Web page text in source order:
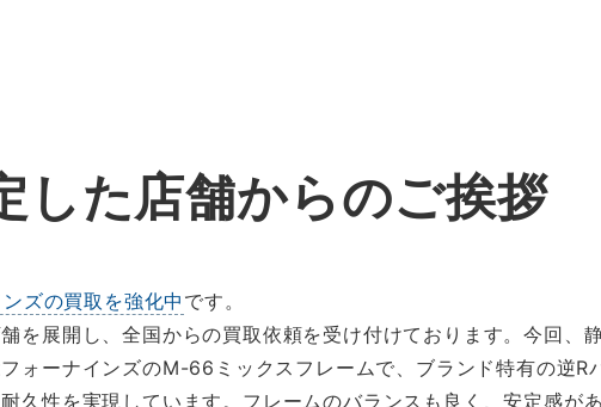
した店舗からのご挨拶
ズの買取を強化中 です。
を展開し、全国からの買取依頼を受け付けております。今回、
ォーナインズのM-66ミックスフレームで、ブランド特有の逆R
久性を実現しています。フレームのバランスも良く、安定感が